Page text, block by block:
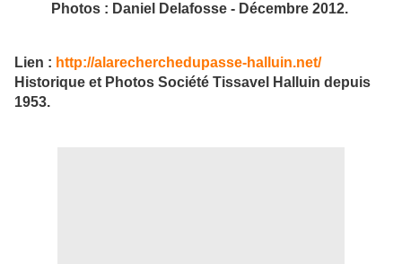
Photos : Daniel Delafosse - Décembre 2012.
Lien : http://alarecherchedupasse-halluin.net/
Historique et Photos Société Tissavel Halluin depuis
1953.